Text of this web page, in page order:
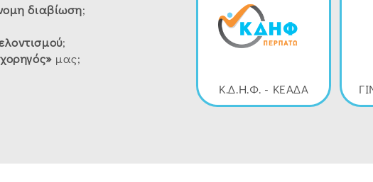
διαβίωση;
;
μας;
Κ.Δ.Η.Φ. - ΚΕΑΔΑ